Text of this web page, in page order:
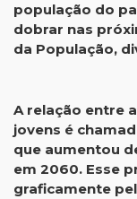
população do
dobrar nas
da População,
A relação entre
jovens é
que aumentou
em 2060. Esse
graficamente